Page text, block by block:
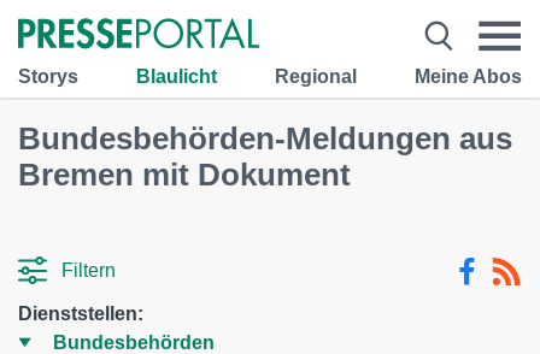
Storys Blaulicht Regional Meine Abos
Bundesbehörden-Meldungen aus
Bremen mit Dokument
Filtern
Dienststellen: